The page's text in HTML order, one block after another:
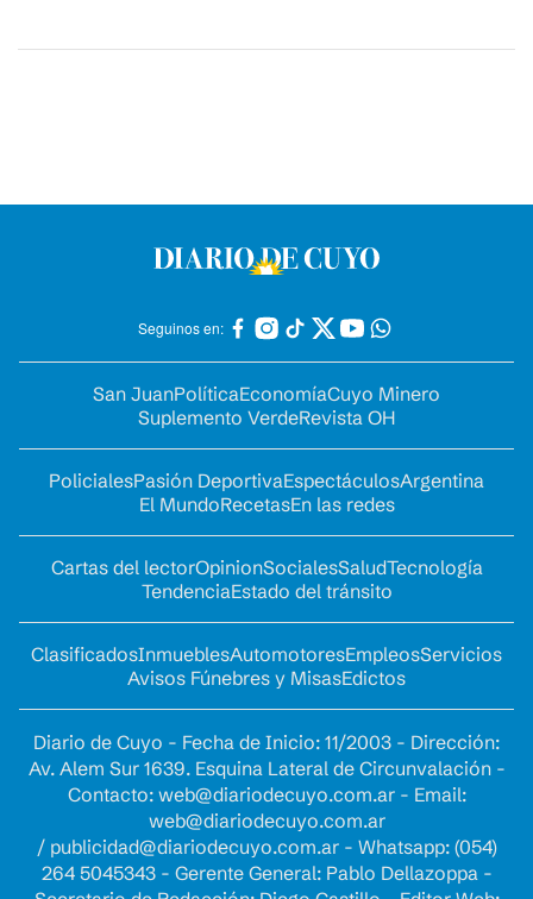
Seguinos en:
San JuanPolíticaEconomíaCuyo Minero
Suplemento VerdeRevista OH
PolicialesPasión DeportivaEspectáculosArgentina
El MundoRecetasEn las redes
Cartas del lectorOpinionSocialesSaludTecnología
TendenciaEstado del tránsito
ClasificadosInmueblesAutomotoresEmpleosServicios
Avisos Fúnebres y MisasEdictos
Diario de Cuyo - Fecha de Inicio: 11/2003 - Dirección:
Av. Alem Sur 1639. Esquina Lateral de Circunvalación -
Contacto: web@diariodecuyo.com.ar- Email:
web@diariodecuyo.com.ar
/ publicidad@diariodecuyo.com.ar- Whatsapp: (054)
264 5045343 - Gerente General: Pablo Dellazoppa -